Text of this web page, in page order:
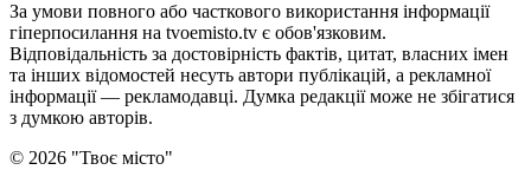
За умови повного або часткового використання iнформацiї
гіперпосилання на tvoemisto.tv є обов'язковим.
Відповідальність за достовірність фактів, цитат, власних імен
та інших відомостей несуть автори публікацій, а рекламної
інформації — рекламодавці. Думка редакцiї може не збiгатися
з думкою авторiв.
© 2026 "Твоє місто"